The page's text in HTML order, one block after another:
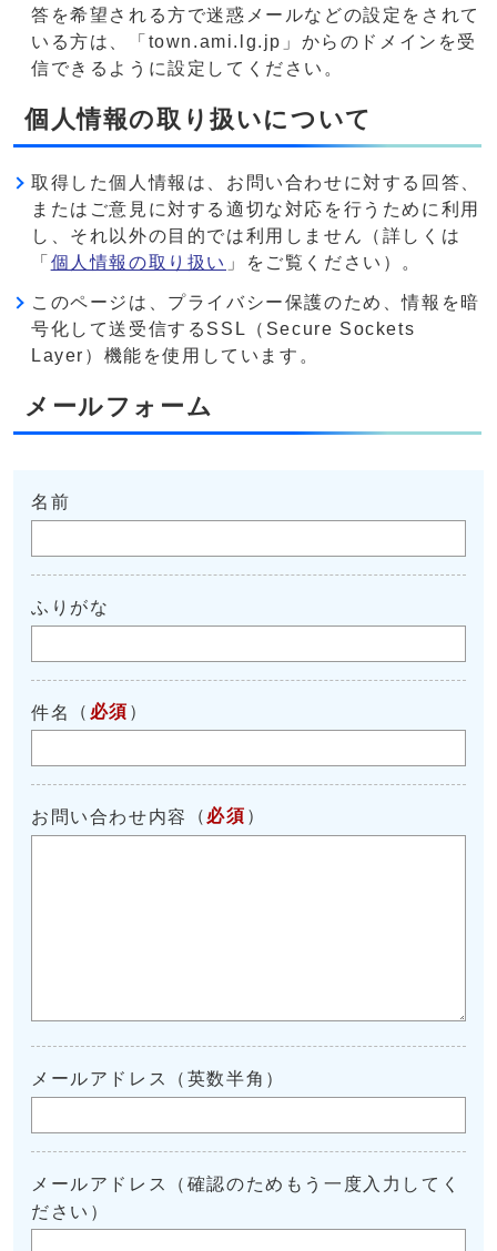
答を希望される方で迷惑メールなどの設定をされて
いる方は、「town.ami.lg.jp」からのドメインを受
信できるように設定してください。
個人情報の取り扱いについて
取得した個人情報は、お問い合わせに対する回答、
またはご意見に対する適切な対応を行うために利用
し、それ以外の目的では利用しません（詳しくは
「 個人情報の取り扱い 」をご覧ください）。
このページは、プライバシー保護のため、情報を暗
号化して送受信するSSL（Secure Sockets
Layer）機能を使用しています。
メールフォーム
名前
ふりがな
件名 （ 必須 ）
お問い合わせ内容 （ 必須 ）
メールアドレス（英数半角）
メールアドレス（確認のためもう一度入力してく
ださい）